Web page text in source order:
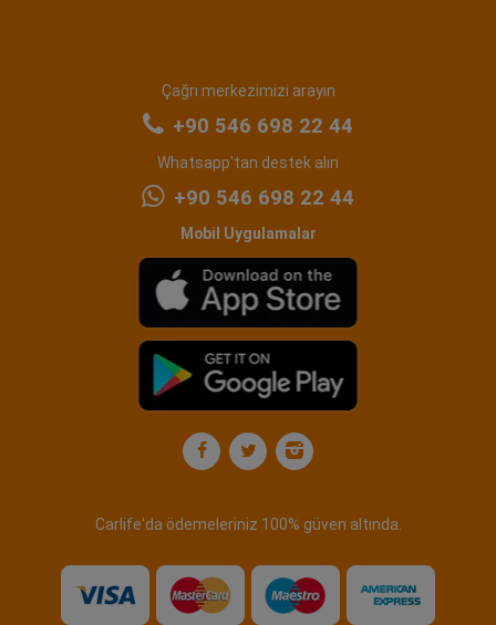
Çağrı merkezimizi arayın
+90 546 698 22 44
Whatsapp'tan destek alın
+90 546 698 22 44
Mobil Uygulamalar
Carlife'da ödemeleriniz 100% güven altında.